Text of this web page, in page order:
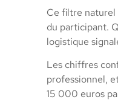
Ce filtre naturel
du participant.
logistique
Les chiffres
professionnel,
15 000 euros